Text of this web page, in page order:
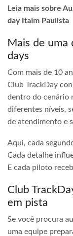
Leia mais sobre
day Itaim Paulista
Mais de uma
days
Com mais de 10
Club TrackDay
dentro do cenário
diferentes níveis,
de atendimento e
Aqui, cada
Cada detalhe
E cada piloto
Club
em pista
Se você procura
uma equipe